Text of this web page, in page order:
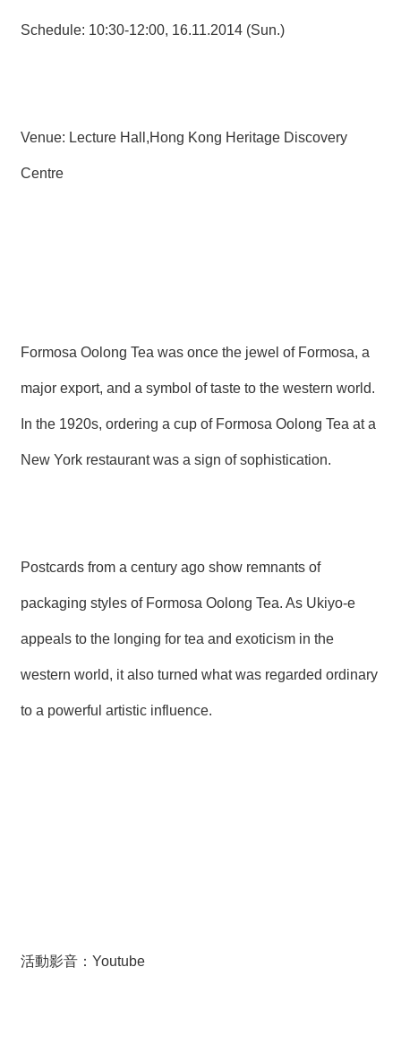
Schedule: 10:30-12:00, 16.11.2014 (Sun.)
Venue: Lecture Hall,Hong Kong Heritage Discovery
Centre
Formosa Oolong Tea was once the jewel of Formosa, a
major export, and a symbol of taste to the western world.
In the 1920s, ordering a cup of Formosa Oolong Tea at a
New York restaurant was a sign of sophistication.
Postcards from a century ago show remnants of
packaging styles of Formosa Oolong Tea. As Ukiyo-e
appeals to the longing for tea and exoticism in the
western world, it also turned what was regarded ordinary
to a powerful artistic influence.
活動影音： Youtube